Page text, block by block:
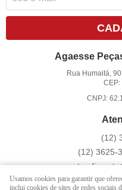
Agaesse
Rua Humaitá, 90
CNPJ:
(12)
(12) 3625-
Usamos cookies para garantir que
inclui cookies de sites de redes sociais